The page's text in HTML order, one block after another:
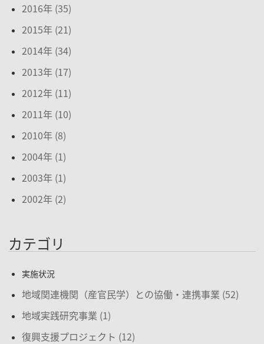
2016年 (35)
2015年 (21)
2014年 (34)
2013年 (17)
2012年 (11)
2011年 (10)
2010年 (8)
2004年 (1)
2003年 (1)
2002年 (2)
カテゴリ
実施状況
地域関連機関（産官民学）との協働・連携事業 (52)
地域実践研究事業 (1)
復興支援プロジェクト (12)